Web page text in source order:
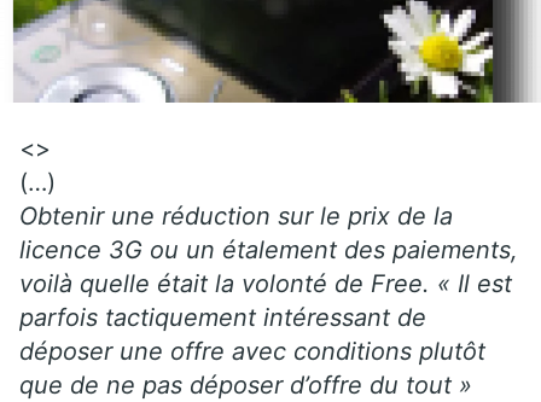
<>
(…)
Obtenir une réduction sur le prix de la
licence 3G ou un étalement des paiements,
voilà quelle était la volonté de Free. « Il est
parfois tactiquement intéressant de
déposer une offre avec conditions plutôt
que de ne pas déposer d’offre du tout »